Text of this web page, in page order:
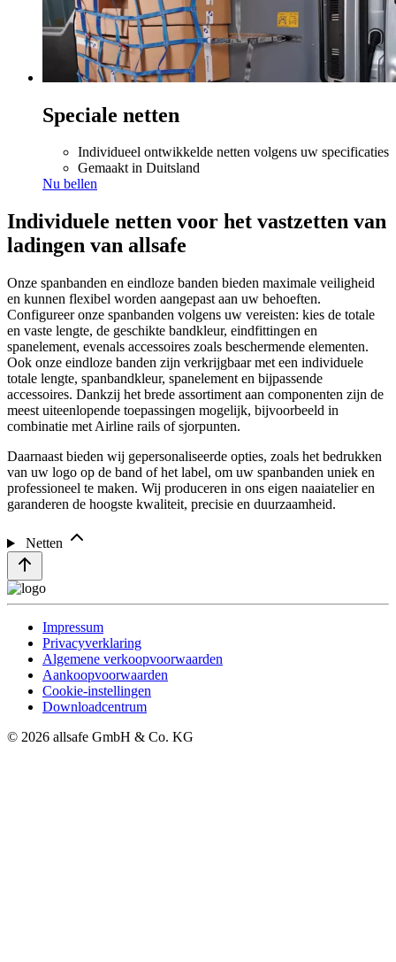
Speciale netten
Individueel ontwikkelde netten volgens uw specificaties
Gemaakt in Duitsland
Nu bellen
Individuele netten voor het vastzetten van
ladingen van allsafe
Onze spanbanden en eindloze banden bieden maximale veiligheid
en kunnen flexibel worden aangepast aan uw behoeften.
Configureer onze spanbanden volgens uw vereisten: kies de totale
en vaste lengte, de geschikte bandkleur, eindfittingen en
spanelement, evenals accessoires zoals beschermende elementen.
Ook onze eindloze banden zijn verkrijgbaar met een individuele
totale lengte, spanbandkleur, spanelement en bijpassende
accessoires. Dankzij het brede assortiment aan componenten zijn de
meest uiteenlopende toepassingen mogelijk, bijvoorbeeld in
combinatie met Airline rails of sjorpunten.
Daarnaast bieden wij gepersonaliseerde opties, zoals het bedrukken
van uw logo op de band of het label, om uw spanbanden uniek en
professioneel te maken. Wij produceren in ons eigen naaiatelier en
garanderen de hoogste kwaliteit, precisie en duurzaamheid.
Netten
Impressum
Privacyverklaring
Algemene verkoopvoorwaarden
Aankoopvoorwaarden
Cookie-instellingen
Downloadcentrum
© 2026 allsafe GmbH & Co. KG